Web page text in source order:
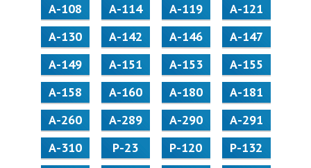
А-108
А-114 А-119
А-121
А-130
А-142 А-146
А-147
А-149
А-151 А-153
А-155
А-158
А-160 А-180
А-181
А-260
А-289 А-290
А-291
А-310
Р-23 Р-120
Р-132